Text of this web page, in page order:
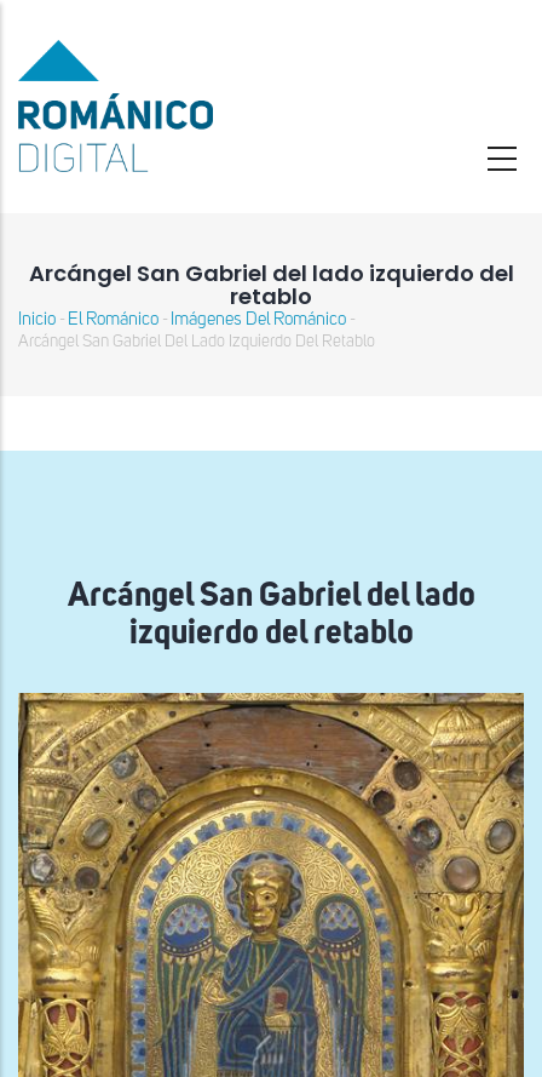
contenido
principal
Arcángel San Gabriel del lado izquierdo del
retablo
Sobrescribir
ayuda
Inicio - El Románico - Imágenes Del Románico -
Arcángel San Gabriel Del Lado Izquierdo Del Retablo
Arcángel San Gabriel del lado
izquierdo del retablo